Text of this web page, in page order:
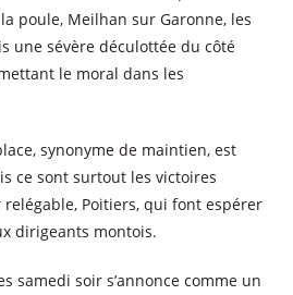
poule, Meilhan sur Garonne, les
une sévère déculottée du côté
le moral dans les
synonyme de maintien, est
ce sont surtout les victoires
relégable, Poitiers, qui font espérer
dirigeants montois.
samedi soir s’annonce comme un